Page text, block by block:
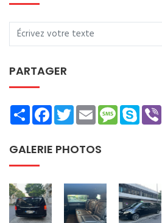
PARTAGER
ShareFacebookTwitterEmailMessage
Skype
GALERIE PHOTOS